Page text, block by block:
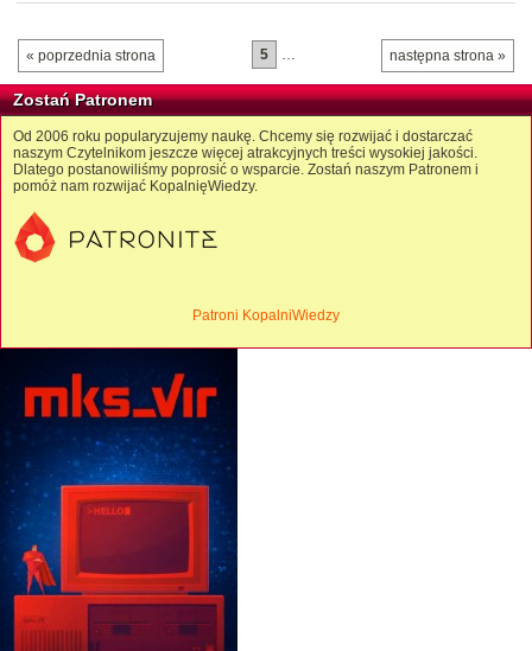
« poprzednia strona następna strona »
5 …
Zostań Patronem
Od 2006 roku popularyzujemy naukę. Chcemy się rozwijać i dostarczać
naszym Czytelnikom jeszcze więcej atrakcyjnych treści wysokiej jakości.
Dlatego postanowiliśmy poprosić o wsparcie. Zostań naszym Patronem i
pomóż nam rozwijać KopalnięWiedzy.
Patroni KopalniWiedzy